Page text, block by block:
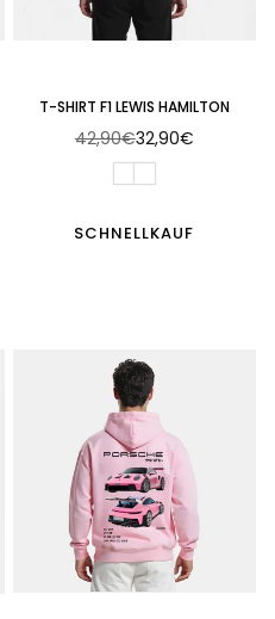
T-SHIRT F1 LEWIS HAMILTON
Normaler
42,90€32,90€
SCHNELLKAUF